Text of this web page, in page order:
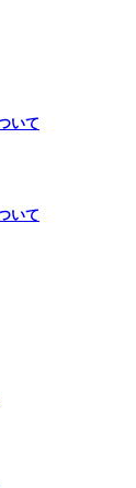
いて
いて